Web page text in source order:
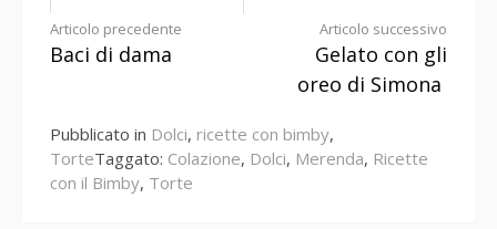
Continua
Articolo precedente
Baci di dama
Articolo successivo
Gelato con gli
oreo di Simona
Pubblicato in Dolci, ricette con bimby,
TorteTaggato: Colazione, Dolci, Merenda, Ricette
con il Bimby, Torte